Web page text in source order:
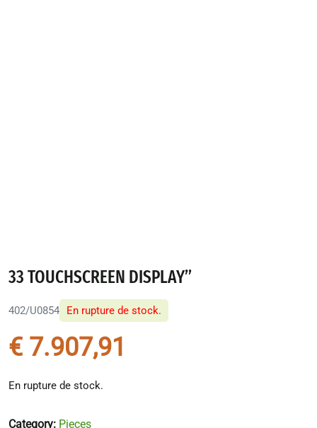
33 TOUCHSCREEN DISPLAY”
402/U0854 En rupture de stock.
€ 7.907,91
En rupture de stock.
Category: Pieces